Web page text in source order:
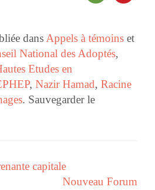
dansAppels à témoins et
National des Adoptés,
Etudes en
, Nazir Hamad, Racine
. Sauvegarder le
capitale
Nouveau Forum